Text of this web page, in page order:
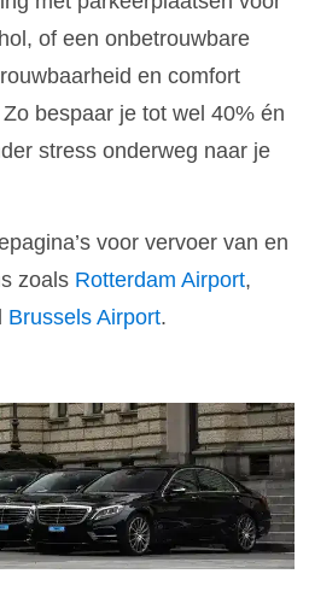
of een onbetrouwbare
en comfort
bespaar je tot wel 40% én
stress onderweg naar je
voor vervoer van en
zoals Rotterdam Airport,
Brussels Airport.